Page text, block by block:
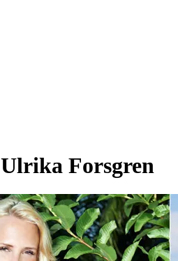
Ulrika Forsgren